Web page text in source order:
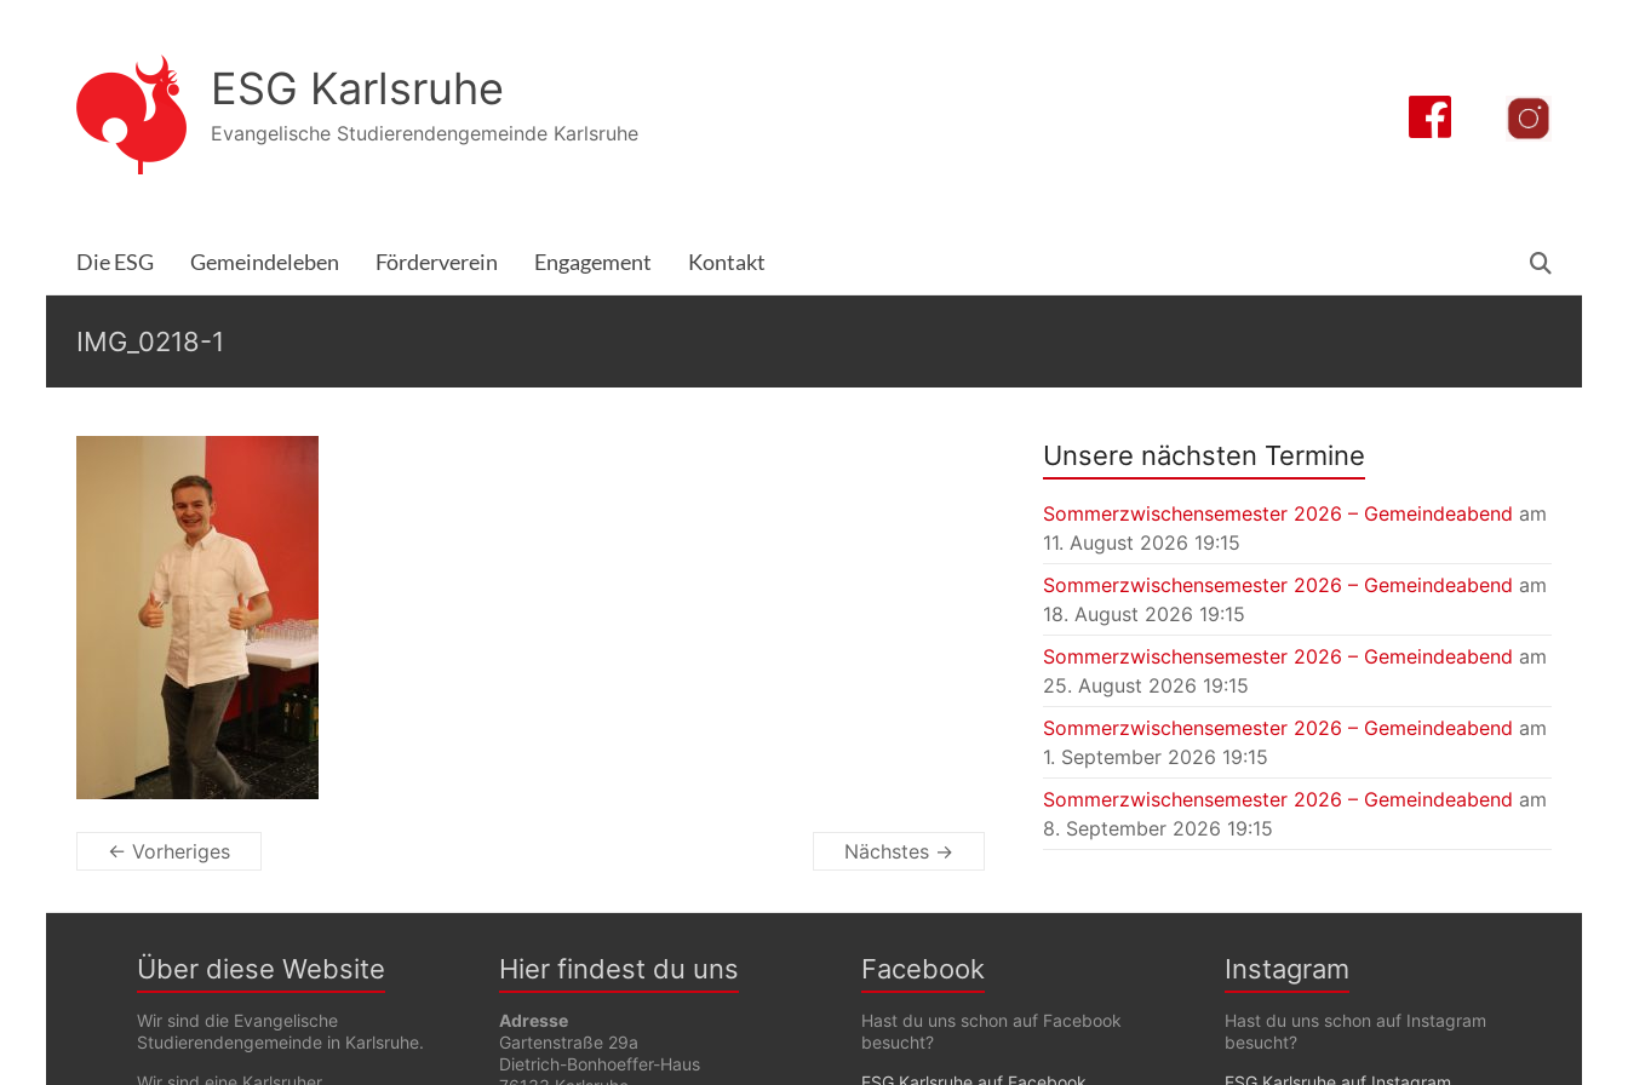
Inhalt
springen
ESG Karlsruhe
Evangelische Studierendengemeinde Karlsruhe
Die ESG Gemeindeleben Förderverein Engagement Kontakt
IMG_0218-1
← Vorheriges Nächstes →
Unsere nächsten Termine
Sommerzwischensemester 2026 – Gemeindeabend am
11. August 2026 19:15
Sommerzwischensemester 2026 – Gemeindeabend am
18. August 2026 19:15
Sommerzwischensemester 2026 – Gemeindeabend am
25. August 2026 19:15
Sommerzwischensemester 2026 – Gemeindeabend am
1. September 2026 19:15
Sommerzwischensemester 2026 – Gemeindeabend am
8. September 2026 19:15
Über diese Website
Wir sind die Evangelische
Studierendengemeinde in Karlsruhe.
Hier findest du uns
Adresse
Gartenstraße 29a
Dietrich-Bonhoeffer-Haus
Facebook
Hast du uns schon auf Facebook
besucht?
Instagram
Hast du uns schon auf Instagram
besucht?